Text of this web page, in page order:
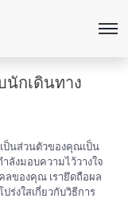
นักเดินทาง
ป็นส่วนตัวของคุณเป็น
ลังมอบความไว้วางใจ
ลของคุณ เรายึดถือผล
งใสเกี่ยวกับวิธีการ